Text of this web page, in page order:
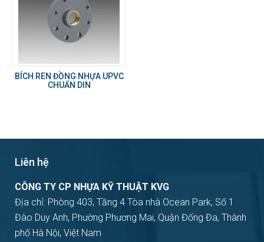
BÍCH REN ĐỒNG NHỰA UPVC
CHUẨN DIN
Liên hệ
CÔNG TY CP NHỰA KỸ THUẬT KVG
Địa chỉ: Phòng 403, Tầng 4 Tòa nhà Ocean Park, Số 1
Đào Duy Anh, Phường Phương Mai, Quận Đống Đa, Thành
phố Hà Nội, Việt Nam